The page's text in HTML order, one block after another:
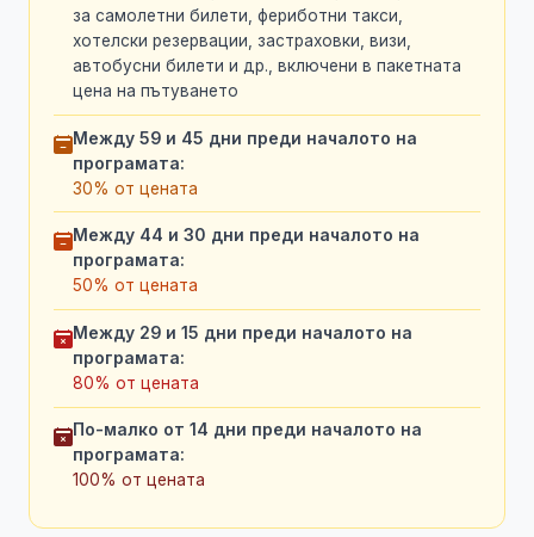
за самолетни билети, фериботни такси,
хотелски резервации, застраховки, визи,
автобусни билети и др., включени в пакетната
цена на пътуването
Между 59 и 45 дни преди началото на
програмата:
30% от цената
Между 44 и 30 дни преди началото на
програмата:
50% от цената
Между 29 и 15 дни преди началото на
програмата:
80% от цената
По-малко от 14 дни преди началото на
програмата:
100% от цената